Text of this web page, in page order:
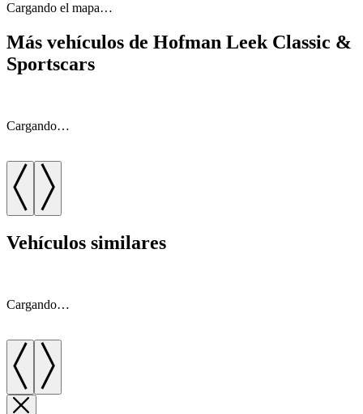
Cargando el mapa…
Más vehículos de Hofman Leek Classic &
Sportscars
Cargando…
Vehículos similares
Cargando…